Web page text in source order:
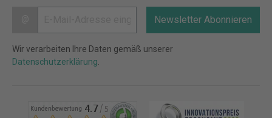
Newsletter Abonnieren
Wir verarbeiten Ihre Daten gemäß unserer
Datenschutzerklärung